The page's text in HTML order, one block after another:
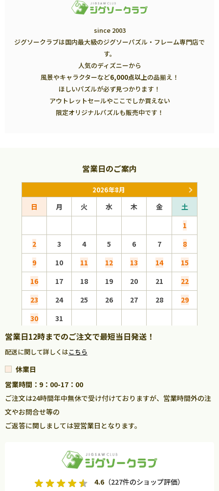
since 2003
ジグソークラブは国内最大級のジグソーパズル・フレーム専門店で
す。
人気のディズニーから
風景やキャラクターなど6,000点以上の品揃え！
ほしいパズルが必ず見つかります！
アウトレットセールやここでしか買えない
限定オリジナルパズルも販売中です！
営業日のご案内
2026年8月
日 月 火 水 木 金
土
1
2
3 4 5 6 7
8
9
10 11 12 13 14
15
16
17 18 19 20 21
22
23
24 25 26 27 28
29
30
31
営業日12時までのご注文で最短当日発送！
配送に関して詳しくはこちら
休業日
営業時間：9：00-17：00
ご注文は24時間年中無休で受け付けておりますが、営業時間外の注
文やお問合せ等の
ご返答に関しましては翌営業日となります。
4.6（227件のショップ評価）